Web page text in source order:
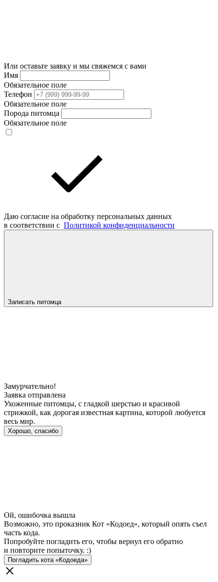
Или оставьте заявку и мы свяжемся с вами
Имя
Обязательное поле
Телефон
Обязательное поле
Порода питомца
Обязательное поле
Даю согласие на обработку персональных данных
в соответствии с Политикой конфиденциальности
Записать питомца
Замурчательно!
Заявка отправлена
Ухоженные питомцы, с гладкой шерстью и красивой
стрижкой, как дорогая известная картина, которой любуется
весь мир.
Хорошо, спасибо
Ой, ошибочка вышла
Возможно, это проказник Кот «Кодоед», который опять съел
часть кода.
Попробуйте погладить его, чтобы вернул его обратно
и повторите попыточку. :)
Погладить кота «Кодоеда»